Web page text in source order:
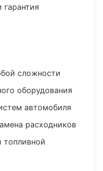
гарантия
сложности
оборудования
автомобиля
расходников
топливной